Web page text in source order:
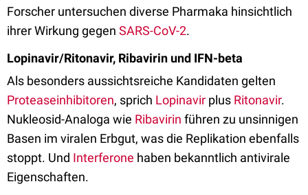
Forscher untersuchen diverse Pharmaka hinsichtlich
ihrer Wirkung gegen SARS-CoV-2.
Lopinavir/Ritonavir, Ribavirin und IFN-beta
Als besonders aussichtsreiche Kandidaten gelten
Proteaseinhibitoren, sprich Lopinavir plus Ritonavir.
Nukleosid-Analoga wie Ribavirin führen zu unsinnigen
Basen im viralen Erbgut, was die Replikation ebenfalls
stoppt. Und Interferone haben bekanntlich antivirale
Eigenschaften.